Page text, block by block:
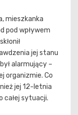
mieszkanka
pod wpływem
jej stanu
alarmujący –
organizmie. Co
jej 12-letnia
całej sytuacji.